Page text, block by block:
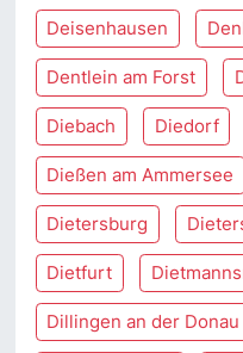
Deisenhausen
Dentlein am Forst
Diebach Diedorf
Dießen am Ammersee
Dietersburg
Dietfurt
Dillingen an der Donau